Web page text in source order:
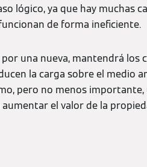
lógico, ya que hay muchas
de forma ineficiente.
una nueva, mantendrá los
la carga sobre el medio
pero no menos importante,
el valor de la